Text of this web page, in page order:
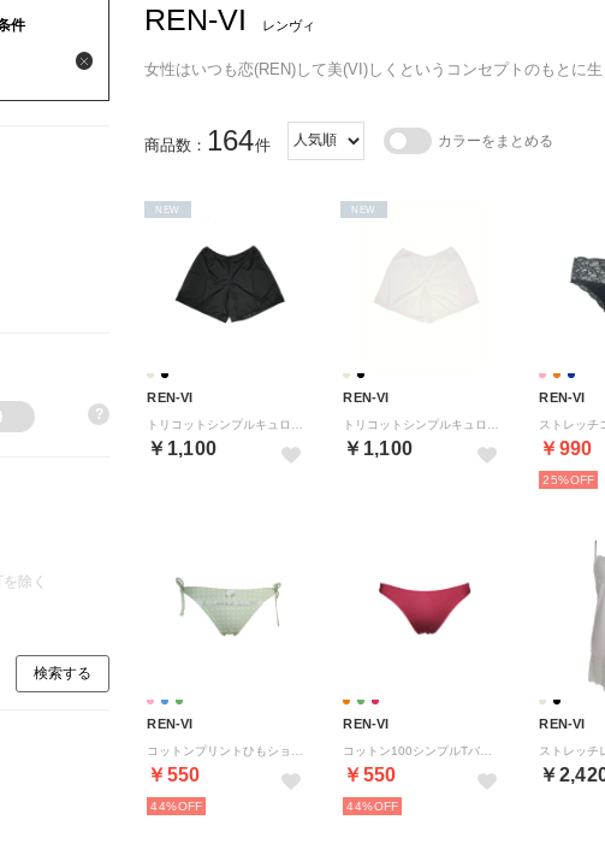
件
?
除く
REN-VI レンヴィ
女性はいつも恋(REN)して美(VI)しくというコンセプトのもとに
商品数： 164件 カラーをまとめる
REN-VI
￥1,100
NEW
REN-VI
￥1,100
NEW
REN-VI
￥990
25%
REN-VI
￥550
44%
REN-VI
￥550
44%
REN-VI
￥